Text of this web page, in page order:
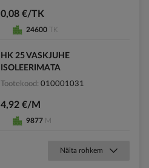
0,08 €/TK
24600 TK
HK 25 VASKJUHE
ISOLEERIMATA
Tootekood 010001031
4,92 €/M
9877 M
Näita rohkem